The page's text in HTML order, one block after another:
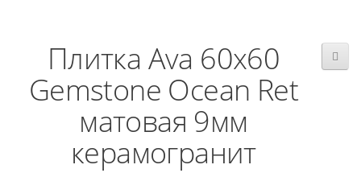
Плитка Ava 60x60
Gemstone Ocean Ret
матовая 9мм
керамогранит